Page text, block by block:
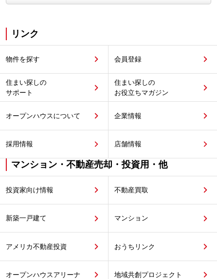
リンク
物件を探す 会員登録
住まい探しの
サポート
住まい探しの
お役立ちマガジン
オープンハウスについて 企業情報
採用情報 店舗情報
マンション・不動産売却・投資用・他
投資家向け情報 不動産買取
新築一戸建て マンション
アメリカ不動産投資 おうちリンク
オープンハウスアリーナ 地域共創プロジェクト